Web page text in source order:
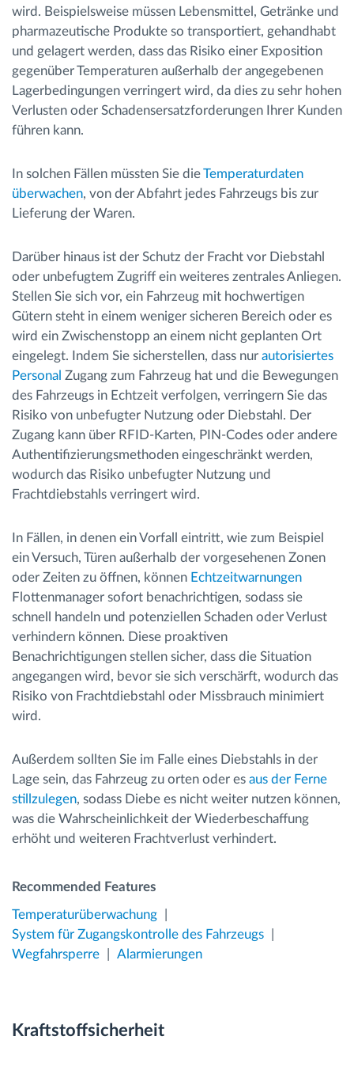
wird. Beispielsweise müssen Lebensmittel, Getränke und
pharmazeutische Produkte so transportiert, gehandhabt
und gelagert werden, dass das Risiko einer Exposition
gegenüber Temperaturen außerhalb der angegebenen
Lagerbedingungen verringert wird, da dies zu sehr hohen
Verlusten oder Schadensersatzforderungen Ihrer Kunden
führen kann.
In solchen Fällen müssten Sie dieTemperaturdaten
überwachen, von der Abfahrt jedes Fahrzeugs bis zur
Lieferung der Waren.
Darüber hinaus ist der Schutz der Fracht vor Diebstahl
oder unbefugtem Zugriff ein weiteres zentrales Anliegen.
Stellen Sie sich vor, ein Fahrzeug mit hochwertigen
Gütern steht in einem weniger sicheren Bereich oder es
wird ein Zwischenstopp an einem nicht geplanten Ort
eingelegt. Indem Sie sicherstellen, dass nur autorisiertes
Personal Zugang zum Fahrzeug hat und die Bewegungen
des Fahrzeugs in Echtzeit verfolgen, verringern Sie das
Risiko von unbefugter Nutzung oder Diebstahl. Der
Zugang kann über RFID-Karten, PIN-Codes oder andere
Authentifizierungsmethoden eingeschränkt werden,
wodurch das Risiko unbefugter Nutzung und
Frachtdiebstahls verringert wird.
In Fällen, in denen ein Vorfall eintritt, wie zum Beispiel
ein Versuch, Türen außerhalb der vorgesehenen Zonen
oder Zeiten zu öffnen, können Echtzeitwarnungen
Flottenmanager sofort benachrichtigen, sodass sie
schnell handeln und potenziellen Schaden oder Verlust
verhindern können. Diese proaktiven
Benachrichtigungen stellen sicher, dass die Situation
angegangen wird, bevor sie sich verschärft, wodurch das
Risiko von Frachtdiebstahl oder Missbrauch minimiert
wird.
Außerdem sollten Sie im Falle eines Diebstahls in der
Lage sein, das Fahrzeug zu orten oder es aus der Ferne
stillzulegen, sodass Diebe es nicht weiter nutzen können,
was die Wahrscheinlichkeit der Wiederbeschaffung
erhöht und weiteren Frachtverlust verhindert.
Recommended Features
Temperaturüberwachung
System für Zugangskontrolle des Fahrzeugs
Wegfahrsperre
Alarmierungen
Kraftstoffsicherheit